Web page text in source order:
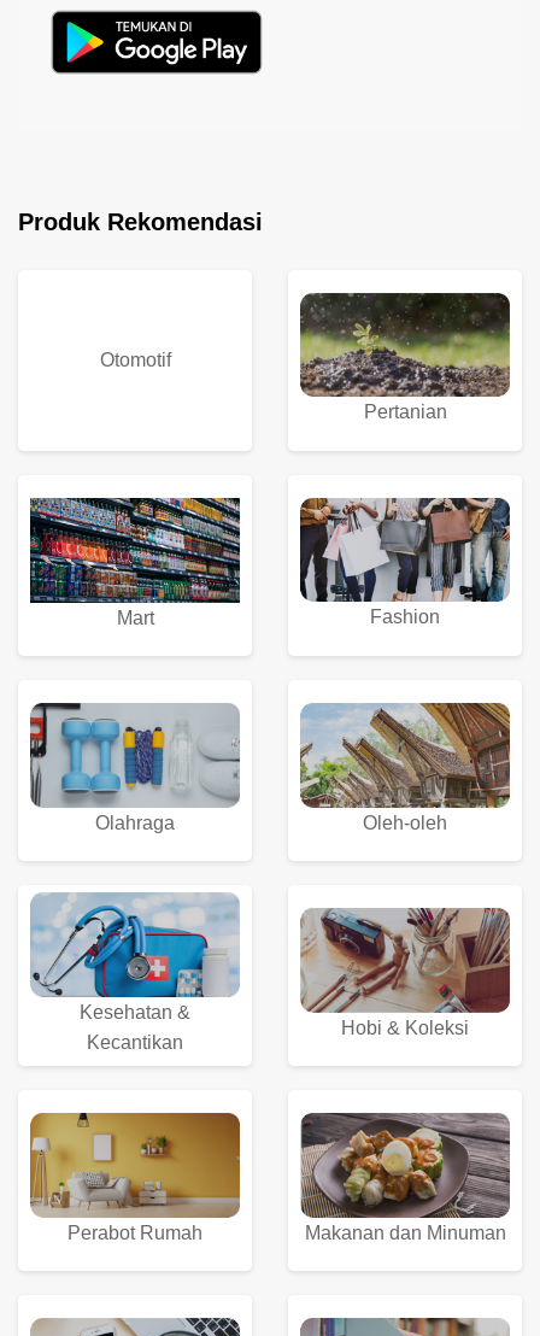
Produk Rekomendasi
Otomotif
Pertanian
Mart Fashion
Olahraga Oleh-oleh
Kesehatan &
Kecantikan
Hobi & Koleksi
Perabot Rumah Makanan dan Minuman